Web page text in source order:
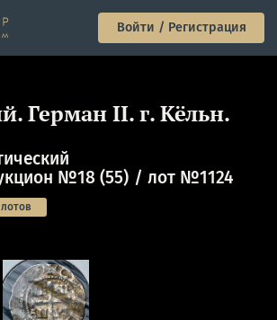
Войти / Регистрация
Герман II. г. Кёльн.
№18 (55)
лот №1124